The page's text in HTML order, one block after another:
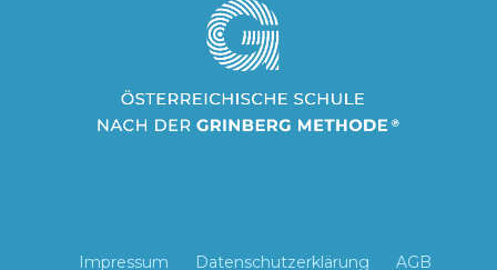
Impressum Datenschutzerklärung AGB